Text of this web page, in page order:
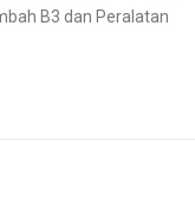
B3 dan Peralatan